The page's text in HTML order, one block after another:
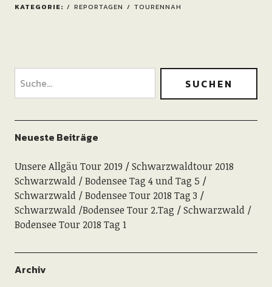
KATEGORIE: REPORTAGEN TOURENNAH
Neueste Beiträge
Unsere Allgäu Tour 2019
Schwarzwaldtour 2018
Schwarzwald / Bodensee Tag 4 und Tag 5
Schwarzwald / Bodensee Tour 2018 Tag 3
Schwarzwald /Bodensee Tour 2.Tag
Schwarzwald /
Bodensee Tour 2018 Tag 1
Archiv